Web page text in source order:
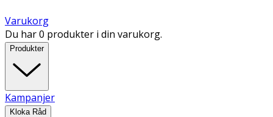
Varukorg
Du har 0 produkter i din varukorg.
Produkter
Kampanjer
Kloka Råd